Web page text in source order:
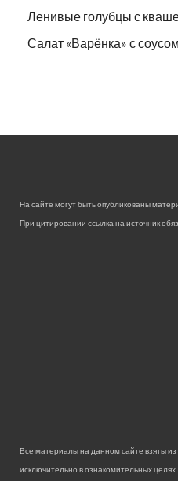
Ленивые голубцы с
Салат «Варёнка» с
На сайте могут быть опубликованы
При цитировании ссылка на источник
Все материалы на данном сайте взяты из
исключительно в ознакомительных